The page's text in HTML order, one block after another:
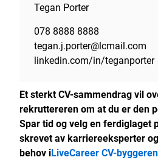
Tegan Porter
078 8888 8888
tegan.j.porter@lcmail.com
linkedin.com/in/teganporter
Et sterkt CV-sammendrag vil
rekruttereren om at du er den
Spar tid og velg en
skrevet av karriereeksperter
behov iLiveCareer CV-byggeren